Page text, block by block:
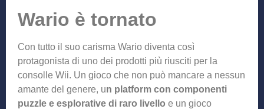
Wario è tornato
Con tutto il suo carisma Wario diventa così
protagonista di uno dei prodotti più riusciti per la
consolle Wii. Un gioco che non può mancare a nessun
amante del genere, un platform con componenti
puzzle e esplorative di raro livello e un gioco